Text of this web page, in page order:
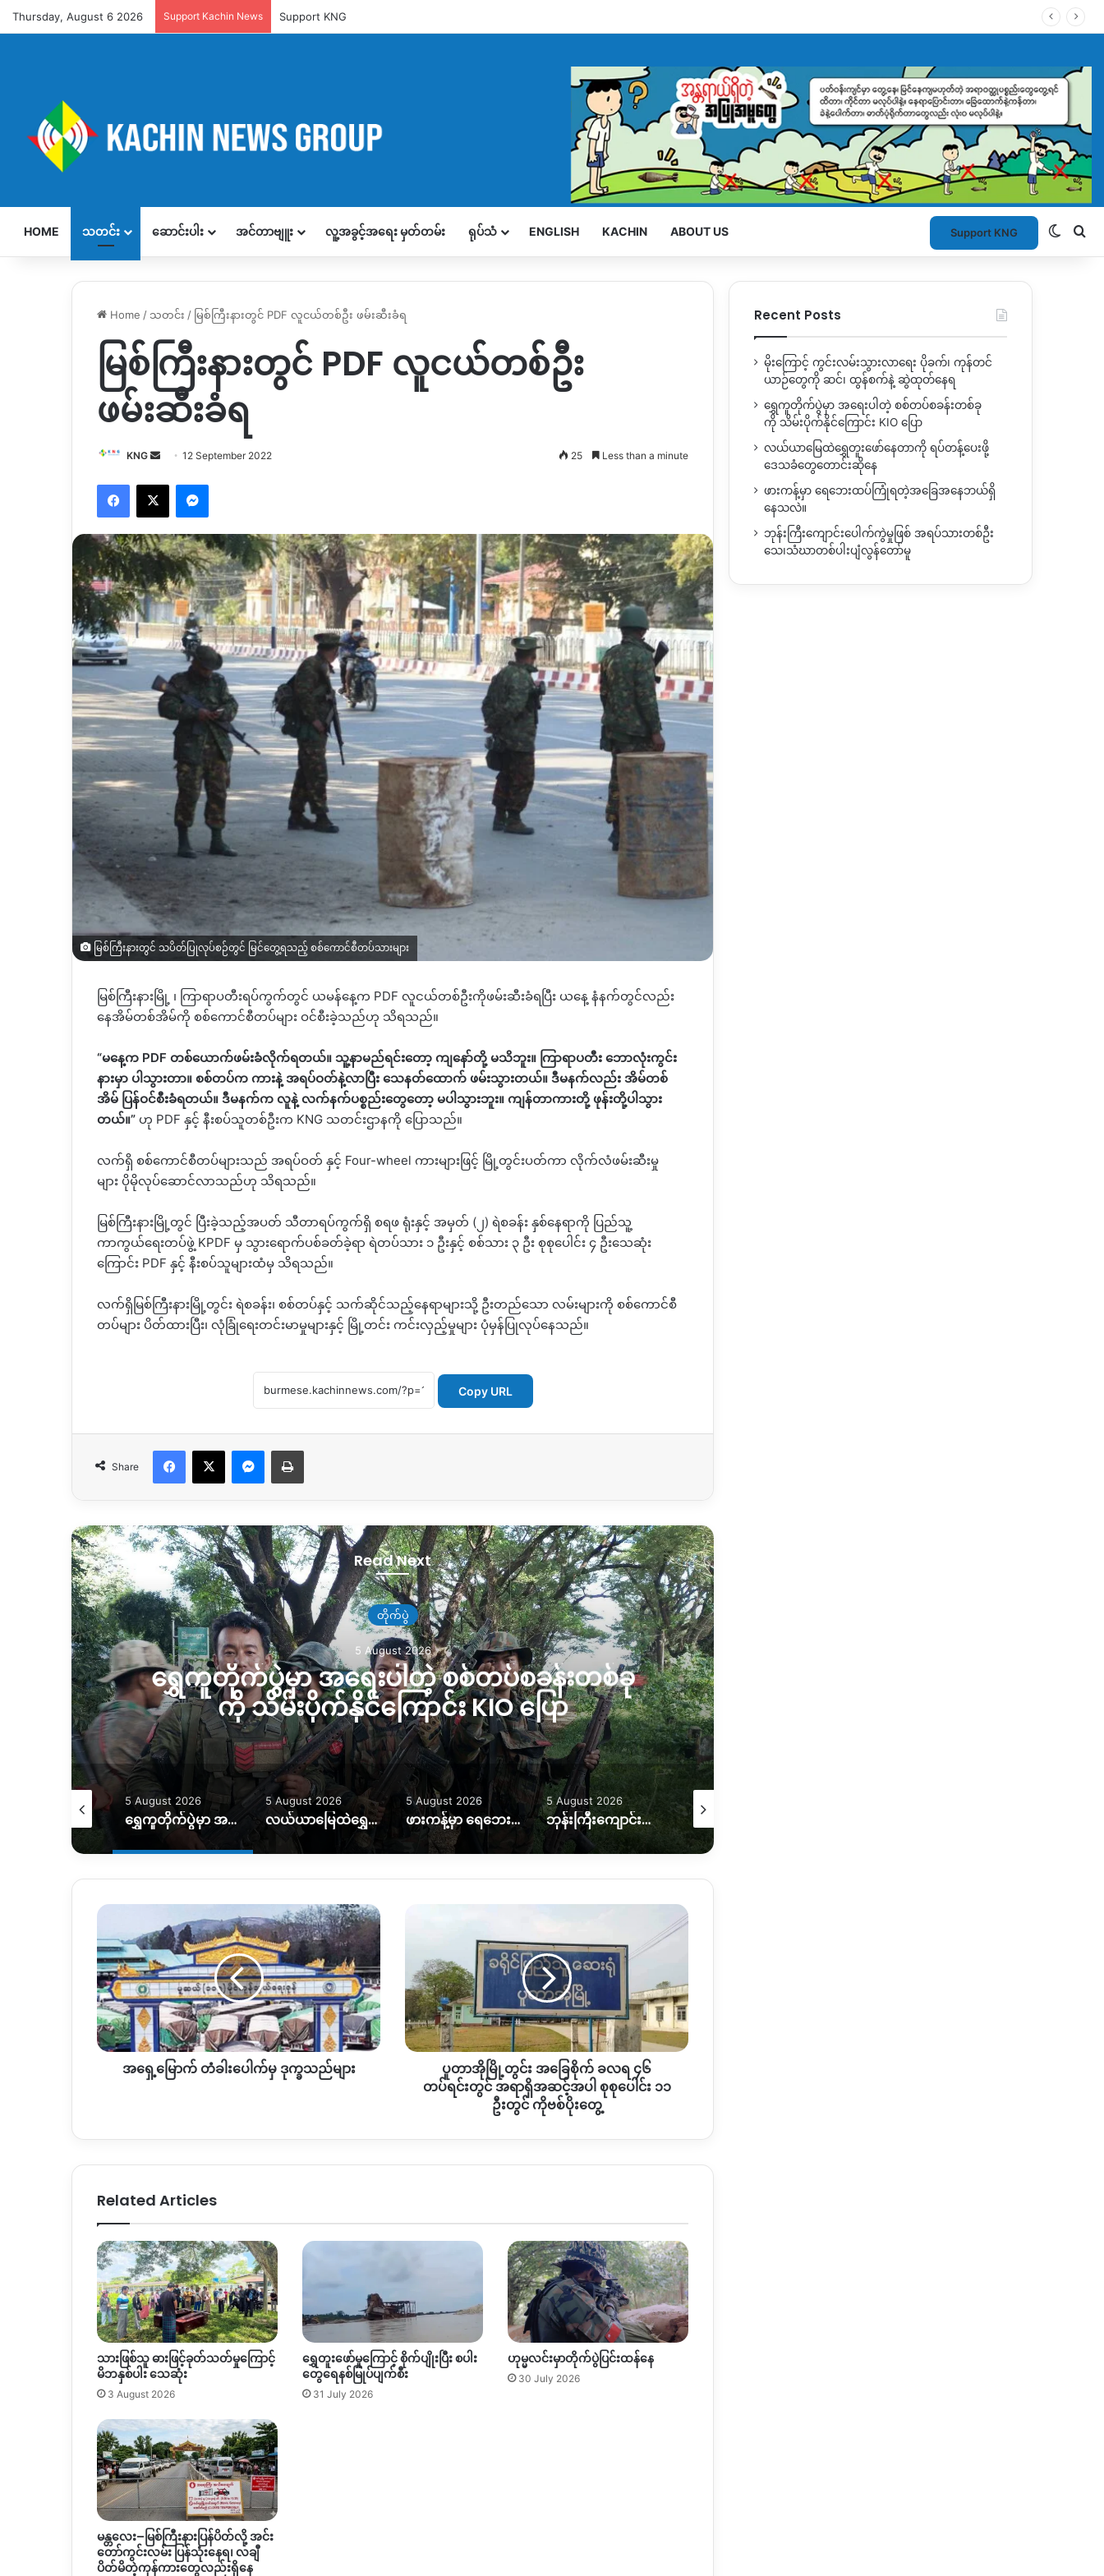
Thursday, August 6 2026 Support Kachin News Support KNG
HOME သတင်း ဆောင်းပါး အင်တာဗျူး လူ့အခွင့်အရေး မှတ်တမ်း ရုပ်သံ ENGLISH KACHIN ABOUT US Support KNG
Home / သတင်း / မြစ်ကြီးနားတွင် PDF လူငယ်တစ်ဦး ဖမ်းဆီးခံရ
မြစ်ကြီးနားတွင် PDF လူငယ်တစ်ဦး
ဖမ်းဆီးခံရ
KNG
Send12 September 2022 25 Less than a minute
Facebook
X Messenger
မြစ်ကြီးနားတွင် သပိတ်ပြုလုပ်စဉ်တွင် မြင်တွေ့ရသည့် စစ်ကောင်စီတပ်သားများ
မြစ်ကြီးနားမြို့ ၊ ကြာရာပတီးရပ်ကွက်တွင် ယမန်နေ့က PDF လူငယ်တစ်ဦးကိုဖမ်းဆီးခံရပြီး ယနေ့ နံနက်တွင်လည်း
နေအိမ်တစ်အိမ်ကို စစ်ကောင်စီတပ်များ ဝင်စီးခဲ့သည်ဟု သိရသည်။
“မနေ့က PDF တစ်ယောက်ဖမ်းခံလိုက်ရတယ်။ သူ့နာမည်ရင်းတော့ ကျနော်တို့ မသိဘူး။ ကြာရာပတီး ဘောလုံးကွင်း
နားမှာ ပါသွားတာ။ စစ်တပ်က ကားနဲ့ အရပ်ဝတ်နဲ့လာပြီး သေနတ်ထောက် ဖမ်းသွားတယ်။ ဒီမနက်လည်း အိမ်တစ်
အိမ် ပြန်ဝင်စီးခံရတယ်။ ဒီမနက်က လူနဲ့ လက်နက်ပစ္စည်းတွေတော့ မပါသွားဘူး။ ကျန်တာကားတို့ ဖုန်းတို့ပါသွား
တယ်။” ဟု PDF နှင့် နီးစပ်သူတစ်ဦးက KNG သတင်းဌာနကို ပြောသည်။
လက်ရှိ စစ်ကောင်စီတပ်များသည် အရပ်ဝတ် နှင့် Four-wheel ကားများဖြင့် မြို့တွင်းပတ်ကာ လိုက်လံဖမ်းဆီးမှု
များ ပိုမိုလုပ်ဆောင်လာသည်ဟု သိရသည်။
မြစ်ကြီးနားမြို့တွင် ပြီးခဲ့သည့်အပတ် သီတာရပ်ကွက်ရှိ စရဖ ရုံးနှင့် အမှတ် ( ၂) ရဲစခန်း နှစ်နေရာကို ပြည်သူ့
ကာကွယ်ရေးတပ်ဖွဲ့ KPDF မှ သွားရောက်ပစ်ခတ်ခဲ့ရာ ရဲတပ်သား ၁ ဦးနှင့် စစ်သား ၃ ဦး စုစုပေါင်း ၄ ဦးသေဆုံး
ကြောင်း PDF နှင့် နီးစပ်သူများထံမှ သိရသည်။
လက်ရှိမြစ်ကြီးနားမြို့တွင်း ရဲစခန်း၊ စစ်တပ်နှင့် သက်ဆိုင်သည့်နေရာများသို့ ဦးတည်သော လမ်းများကို စစ်ကောင်စီ
တပ်များ ပိတ်ထားပြီး၊ လုံခြုံရေးတင်းမာမှုများနှင့် မြို့တင်း ကင်းလှည့်မှုများ ပုံမှန်ပြုလုပ်နေသည်။
Copy URL
Share
Facebook
X Messenger
Print
Read Next
တိုက်ပွဲ
5 August 2026
ရွှေကူတိုက်ပွဲမှာ အရေးပါတဲ့ စစ်တပ်စခန်းတစ်ခု
ကို သိမ်းပိုက်နိုင်ကြောင်း KIO ပြော
5 August 2026
ရွှေကူတိုက်ပွဲမှာ အရေးပါတဲ့ စစ်တပ်စခန်းတစ်ခုကို သိမ်းပိုက်နိုင်ကြောင်း KIO ပြော
5 August 2026
လယ်ယာမြေထဲရွှေတူးဖော်နေတာကို ရပ်တန့်ပေးဖို့ဒေသခံတွေတောင်းဆိုနေ
5 August 2026
ဖားကန့်မှာ ရေဘေးထပ်ကြုံရတဲ့အခြေအနေဘယ်ရှိနေသလဲ။
5 August 2026
ဘုန်းကြီးကျောင်းပေါက်ကွဲမှုဖြစ် အရပ်သားတစ်ဦးသေ၊သံဃာတစ်ပါးပျံလွန်တော်မူ
5 August 2026
အရှေ့မြောက်
တံခါးပေါက်
မှ
ဒုက္ခသည်
များ
အရှေ့မြောက် တံခါးပေါက်မှ ဒုက္ခသည်များ
မြို့တွင်း အခြေစိုက် ခလရ
၄၆
တပ်ရင်း
တွင်
အရာရှိ
အဆင့်
စုစုပေါင်း
တွင် ကို
ပူတာအိုမြို့တွင်း အခြေစိုက် ခလရ ၄၆
တပ်ရင်းတွင် အရာရှိအဆင့်အပါ စုစုပေါင်း ၁၁
ဦးတွင် ကိုဗစ်ပိုးတွေ့
Related Articles
သားဖြစ်သူ ဓားဖြင့်ခုတ်သတ်မှုကြောင့်
မိဘနှစ်ပါး သေဆုံး
3 August 2026
ရွှေတူးဖော်မှုကြောင့် စိုက်ပျိုးပြီး စပါး
တွေရေနစ်မြုပ်ပျက်စီး
31 July 2026
ဟုမ္မလင်းမှာတိုက်ပွဲပြင်းထန်နေ
30 July 2026
မန္တလေး–မြစ်ကြီးနားပြန်ပိတ်လို့ အင်း
တော်ကွင်းလမ်း ပြန်သုံးနေရ၊ လချီ
ပိတ်မိတဲ့ကုန်ကားတွေလည်းရှိနေ
Recent Posts
မိုးကြောင့် ကွင်းလမ်းသွားလာရေး ပိုခက်၊ ကုန်တင်
ယာဉ်တွေကို ဆင်၊ ထွန်စက်နဲ့ ဆွဲထုတ်နေရ
ရွှေကူတိုက်ပွဲမှာ အရေးပါတဲ့ စစ်တပ်စခန်းတစ်ခု
ကို သိမ်းပိုက်နိုင်ကြောင်း KIO ပြော
လယ်ယာမြေထဲရွှေတူးဖော်နေတာကို ရပ်တန့်ပေးဖို့
ဒေသခံတွေတောင်းဆိုနေ
ဖားကန့်မှာ ရေဘေးထပ်ကြုံရတဲ့အခြေအနေဘယ်ရှိ
နေသလဲ။
ဘုန်းကြီးကျောင်းပေါက်ကွဲမှုဖြစ် အရပ်သားတစ်ဦး
သေ၊သံဃာတစ်ပါးပျံလွန်တော်မူ